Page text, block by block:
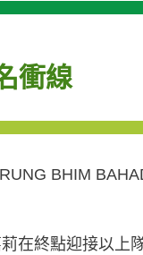
衝線
BHIM
在終點迎接以上